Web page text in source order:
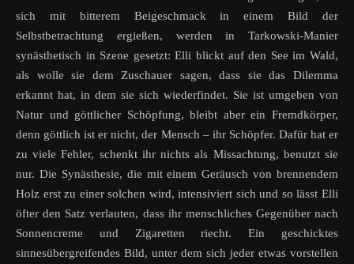
sich mit bitterem Beigeschmack in einem Bild der
Selbstbetrachtung ergießen, werden in Tarkowski-Manier
synästhetisch in Szene gesetzt: Elli blickt auf den See im Wald,
als wolle sie dem Zuschauer sagen, dass sie das Dilemma
erkannt hat, in dem sie sich wiederfindet. Sie ist umgeben von
Natur und göttlicher Schöpfung, bleibt aber ein Fremdkörper,
denn göttlich ist er nicht, der Mensch – ihr Schöpfer. Dafür hat er
zu viele Fehler, schenkt ihr nichts als Missachtung, benutzt sie
nur. Die Synästhesie, die mit einem Geräusch von brennendem
Holz erst zu einer solchen wird, intensiviert sich und so lässt Elli
öfter den Satz verlauten, dass ihr menschliches Gegenüber nach
Sonnencreme und Zigaretten riecht. Ein geschicktes
sinnesübergreifendes Bild, unter dem sich jeder etwas vorstellen